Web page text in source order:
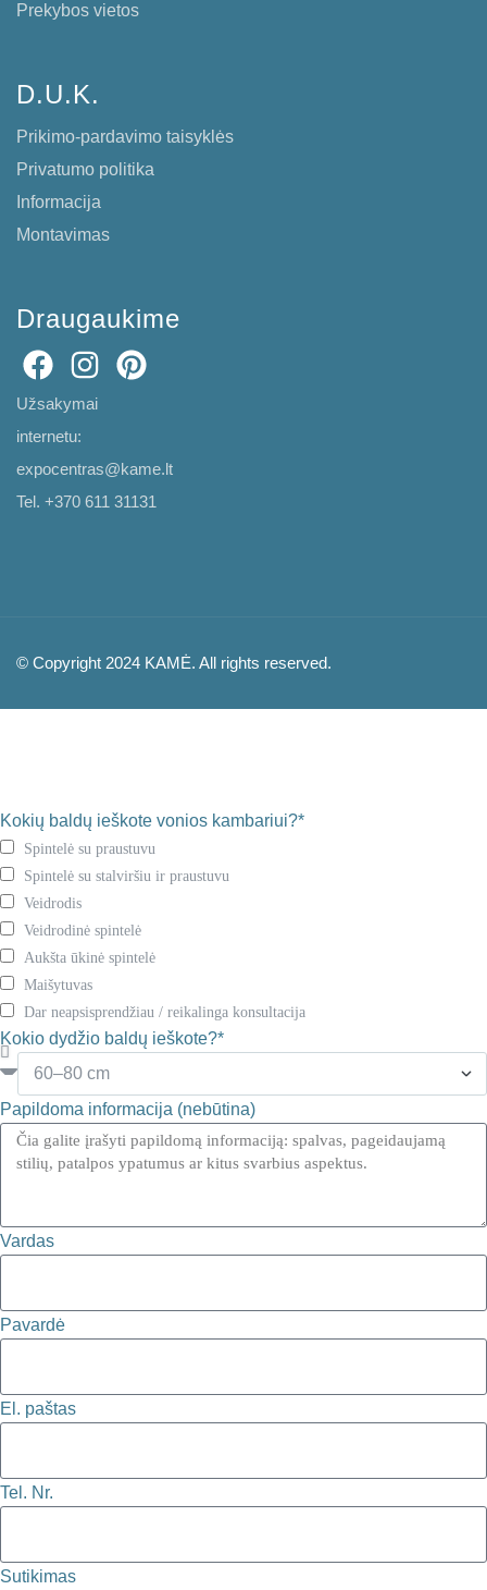
Prekybos vietos
D.U.K.
Prikimo-pardavimo taisyklės
Privatumo politika
Informacija
Montavimas
Draugaukime
Užsakymai
internetu:
expocentras@kame.lt
Tel. +370 611 31131
© Copyright 2024 KAMĖ. All rights reserved.
Kokių baldų ieškote vonios kambariui?*
Spintelė su praustuvu
Spintelė su stalviršiu ir praustuvu
Veidrodis
Veidrodinė spintelė
Aukšta ūkinė spintelė
Maišytuvas
Dar neapsisprendžiau / reikalinga konsultacija
Kokio dydžio baldų ieškote?*
Papildoma informacija (nebūtina)
Vardas
Pavardė
El. paštas
Tel. Nr.
Sutikimas